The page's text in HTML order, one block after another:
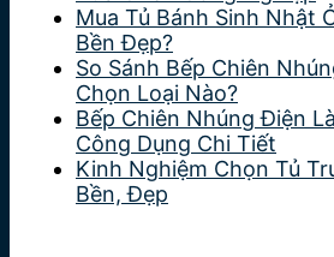
Mua Tủ Bánh Sinh Nhật
Bền Đẹp?
So Sánh Bếp Chiên
Chọn Loại Nào?
Bếp Chiên Nhúng Điện
Công Dụng Chi Tiết
Kinh Nghiệm Chọn Tủ
Bền, Đẹp